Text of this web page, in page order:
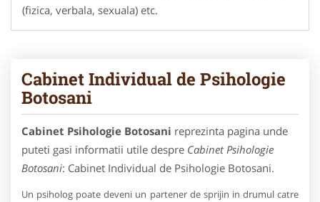
(fizica, verbala, sexuala) etc.
Cabinet Individual de Psihologie
Botosani
Cabinet Psihologie Botosani reprezinta pagina unde
puteti gasi informatii utile despre Cabinet Psihologie
Botosani: Cabinet Individual de Psihologie Botosani.
Un psiholog poate deveni un partener de sprijin in drumul catre